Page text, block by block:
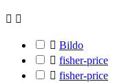
 
 Bildo
 fisher-price
 fisher-price